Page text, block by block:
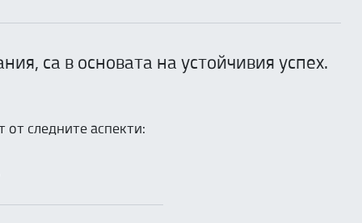
са в основата на устойчивия успех.
следните аспекти: